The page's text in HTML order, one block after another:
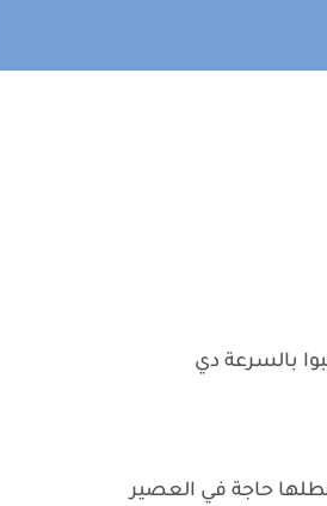
بالسرعة دي
حاجة في العصير